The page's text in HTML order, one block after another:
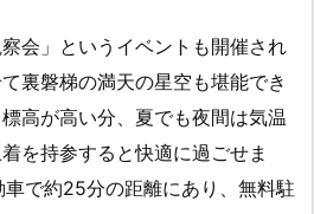
会」というイベントも開催され
裏磐梯の満天の星空も堪能でき
高が高い分、夏でも夜間は気温
を持参すると快適に過ごせま
で約25分の距離にあり、無料駐